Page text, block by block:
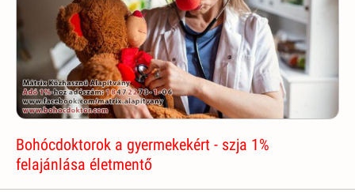
Bohócdoktorok a gyermekekért - szja 1%
felajánlása életmentő